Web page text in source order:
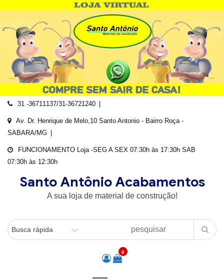
content
31 -36711137/31-36721240
Av. Dr. Henrique de Melo,10 Santo Antonio - Bairro Roça -
SABARA/MG
FUNCIONAMENTO Loja -SEG A SEX 07:30h às 17:30h SAB
07:30h às 12:30h
Santo Antônio Acabamentos
A sua loja de material de construção!
0